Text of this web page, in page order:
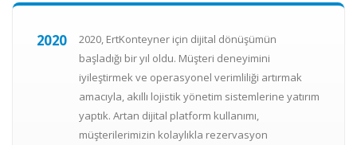
2020
2020, ErtKonteyner için dijital dönüşümün
başladığı bir yıl oldu. Müşteri deneyimini
iyileştirmek ve operasyonel verimliliği artırmak
amacıyla, akıllı lojistik yönetim sistemlerine yatırım
yaptık. Artan dijital platform kullanımı,
müşterilerimizin kolaylıkla rezervasyon